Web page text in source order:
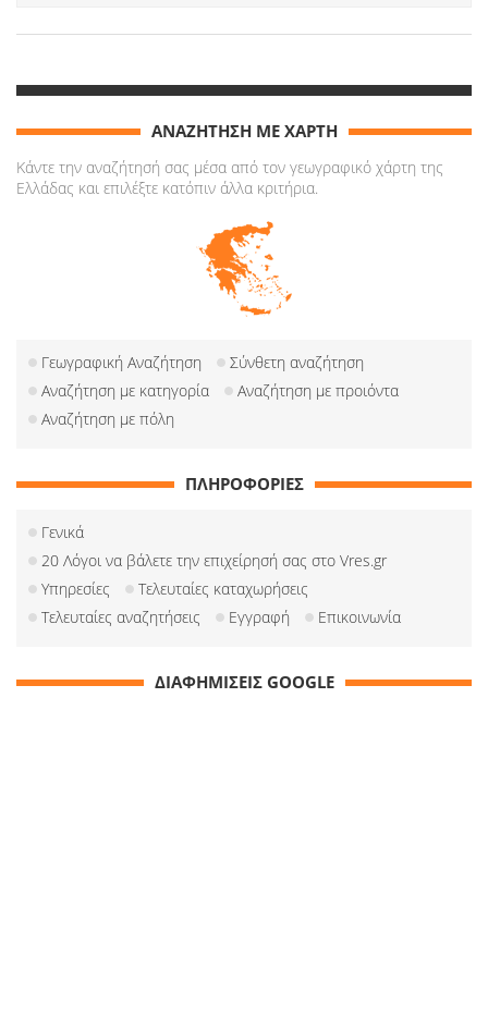
ΑΝΑΖΗΤΗΣΗ ΜΕ ΧΑΡΤΗ
Κάντε την αναζήτησή σας μέσα από τον γεωγραφικό χάρτη της
Ελλάδας και επιλέξτε κατόπιν άλλα κριτήρια.
Γεωγραφική Αναζήτηση
Σύνθετη αναζήτηση
Αναζήτηση με κατηγορία
Αναζήτηση με προιόντα
Αναζήτηση με πόλη
ΠΛΗΡΟΦΟΡΙΕΣ
Γενικά
20 Λόγοι να βάλετε την επιχείρησή σας στο Vres.gr
Υπηρεσίες
Τελευταίες καταχωρήσεις
Τελευταίες αναζητήσεις
Εγγραφή Επικοινωνία
ΔΙΑΦΗΜΙΣΕΙΣ GOOGLE